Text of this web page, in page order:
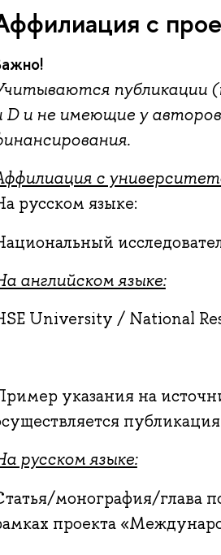
с
публикации
D и не имеющие у
с
русском языке:
английском языке:
University / National
указания на
русском языке:
монография/глава
проекта